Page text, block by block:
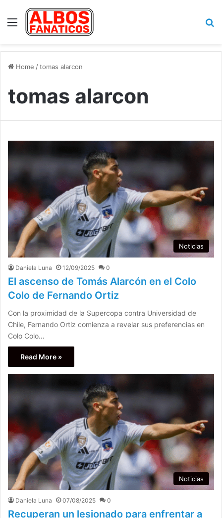
Menu
Home /tomas alarcon
tomas alarcon
Noticias
Daniela Luna 12/09/2025 0
El ascenso de Tomás Alarcón en el Colo
Colo de Fernando Ortiz
Con la proximidad de la Supercopa contra Universidad de
Chile, Fernando Ortiz comienza a revelar sus preferencias en
Colo Colo…
Read More »
Noticias
Daniela Luna 07/08/2025 0
Recuperan un lesionado para enfrentar a